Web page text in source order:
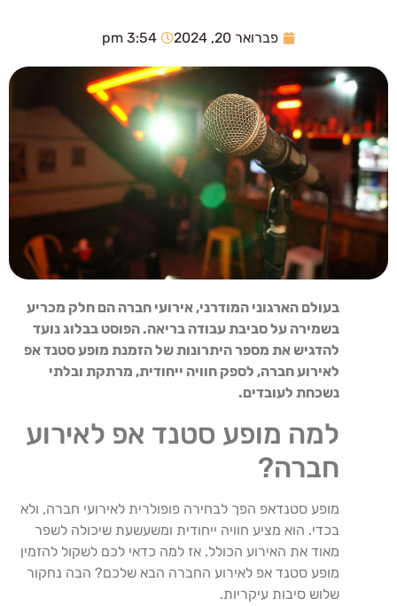
פברואר 20, 2024 3:54 pm
בעולם הארגוני המודרני, אירועי חברה הם חלק מכריע
בשמירה על סביבת עבודה בריאה. הפוסט בבלוג נועד
להדגיש את מספר היתרונות של הזמנת מופע סטנד אפ
לאירוע חברה, לספק חוויה ייחודית, מרתקת ובלתי
נשכחת לעובדים.
למה מופע סטנד אפ לאירוע
חברה?
מופע סטנדאפ הפך לבחירה פופולרית לאירועי חברה, ולא
בכדי. הוא מציע חוויה ייחודית ומשעשעת שיכולה לשפר
מאוד את האירוע הכולל. אז למה כדאי לכם לשקול להזמין
מופע סטנד אפ לאירוע החברה הבא שלכם? הבה נחקור
שלוש סיבות עיקריות.